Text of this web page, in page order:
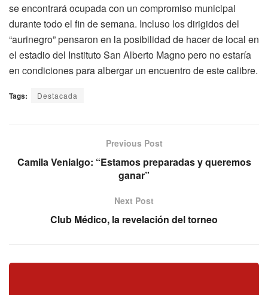
se encontrará ocupada con un compromiso municipal
durante todo el fin de semana. Incluso los dirigidos del
“aurinegro” pensaron en la posibilidad de hacer de local en
el estadio del Instituto San Alberto Magno pero no estaría
en condiciones para albergar un encuentro de este calibre.
Tags: Destacada
Previous Post
Camila Venialgo: “Estamos preparadas y queremos
ganar”
Next Post
Club Médico, la revelación del torneo